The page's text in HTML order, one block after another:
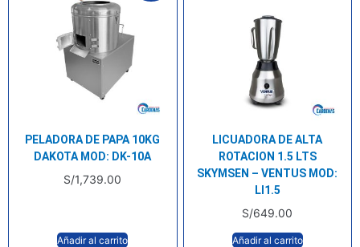
PELADORA DE PAPA 10KG
DAKOTA MOD: DK-10A
S/1,739.00
Añadir al carrito
LICUADORA DE ALTA
ROTACION 1.5 LTS
SKYMSEN – VENTUS MOD:
LI1.5
S/649.00
Añadir al carrito